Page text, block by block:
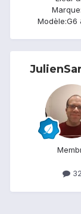
Marque:
Modèle:G6
32